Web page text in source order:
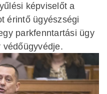
képviselőt a
érintő ügyészségi
parkfenntartási ügy